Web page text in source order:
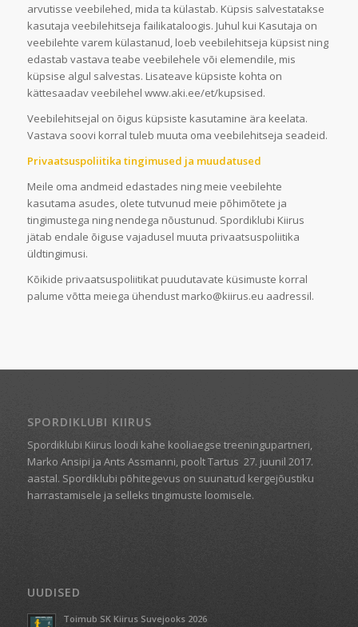
arvutisse veebilehed, mida ta külastab. Küpsis salvestatakse
kasutaja veebilehitseja failikataloogis. Juhul kui Kasutaja on
veebilehte varem külastanud, loeb veebilehitseja küpsist ning
edastab vastava teabe veebilehele või elemendile, mis
küpsise algul salvestas. Lisateave küpsiste kohta on
kättesaadav veebilehel www.aki.ee/et/kupsised.
Veebilehitsejal on õigus küpsiste kasutamine ära keelata.
Vastava soovi korral tuleb muuta oma veebilehitseja seadeid.
Privaatsuspoliitika tingimused ja muudatused
Meile oma andmeid edastades ning meie veebilehte
kasutama asudes, olete tutvunud meie põhimõtete ja
tingimustega ning nendega nõustunud. Spordiklubi Kiirus
jätab endale õiguse vajadusel muuta privaatsuspoliitika
üldtingimusi.
Kõikide privaatsuspoliitikat puudutavate küsimuste korral
palume võtta meiega ühendust marko@kiirus.eu aadressil.
SPORDIKLUBI KIIRUS
Spordiklubi Kiirus loodi kahe kooliaegse treeningupartneri,
Marko Ansipi ja Ants Assmanni, poolt Tartus 27. juunil 2017.
aastal. Spordiklubi põhitegevus on suunatud kergejõustiku
harrastamisele ja selleks tingimuste loomisele.
UUDISED
Toimub SK Kiirus Suvejooks 2026